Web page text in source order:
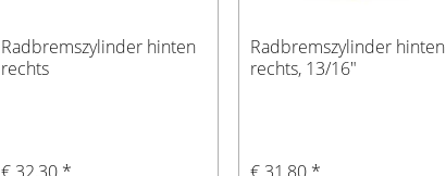
Radbremszylinder hinten
rechts
Radbremszylinder hinten
rechts, 13/16"